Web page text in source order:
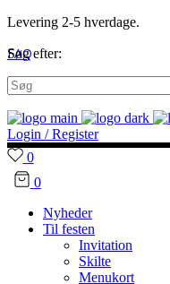
Levering 2-5 hverdage.
FAQ
Kontakt
Søg efter:
Login / Register
0
0
Nyheder
Til festen
Invitation
Skilte
Menukort